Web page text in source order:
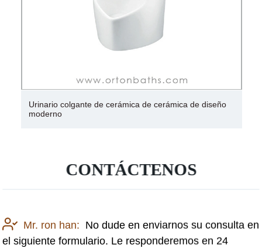
Urinario colgante de cerámica de cerámica de diseño
moderno
CONTÁCTENOS
Mr. ron han: No dude en enviarnos su consulta en
el siguiente formulario. Le responderemos en 24